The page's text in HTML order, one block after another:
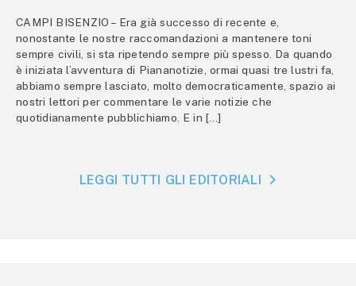
CAMPI BISENZIO – Era già successo di recente e,
nonostante le nostre raccomandazioni a mantenere toni
sempre civili, si sta ripetendo sempre più spesso. Da quando
è iniziata l’avventura di Piananotizie, ormai quasi tre lustri fa,
abbiamo sempre lasciato, molto democraticamente, spazio ai
nostri lettori per commentare le varie notizie che
quotidianamente pubblichiamo. E in […]
LEGGI TUTTI GLI EDITORIALI